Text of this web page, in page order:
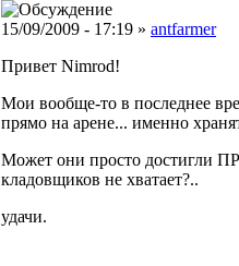
15/09/2009 - 17:19 » antfarmer
Привет Nimrod!
Мои вообще-то в последнее
прямо на арене... именно
Может они просто достигли
кладовщиков не хватает?..
удачи.